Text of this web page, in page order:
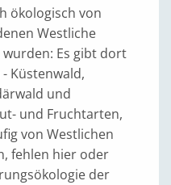
ökologisch von
Westliche
Es gibt dort
Küstenwald,
und
und Fruchtarten,
von Westlichen
fehlen hier oder
der